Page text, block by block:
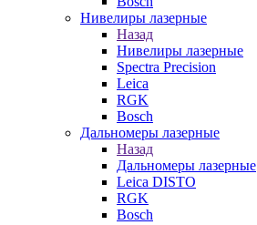
Нивелиры лазерные
Назад
Нивелиры лазерные
Spectra Precision
Leica
RGK
Bosch
Дальномеры лазерные
Назад
Дальномеры лазерные
Leica DISTO
RGK
Bosch